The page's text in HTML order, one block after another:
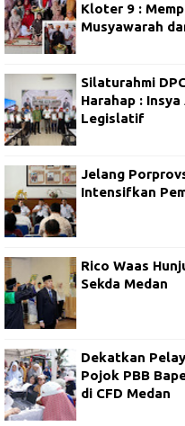
Kloter 9 :
Musyawarah
Silaturahmi
Harahap :
Legislatif
Jelang
Intensifkan
Rico Waas
Sekda Medan
Dekatkan
Pojok PBB
di CFD Medan